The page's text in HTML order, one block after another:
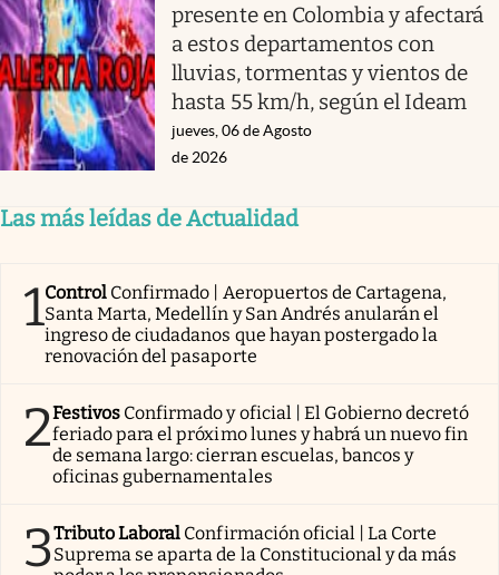
presente en Colombia y afectará
a estos departamentos con
lluvias, tormentas y vientos de
hasta 55 km/h, según el Ideam
jueves, 06 de Agosto
de 2026
Las más leídas de Actualidad
1Control Confirmado | Aeropuertos de Cartagena,
Santa Marta, Medellín y San Andrés anularán el
ingreso de ciudadanos que hayan postergado la
renovación del pasaporte
2Festivos Confirmado y oficial | El Gobierno decretó
feriado para el próximo lunes y habrá un nuevo fin
de semana largo: cierran escuelas, bancos y
oficinas gubernamentales
3Tributo Laboral Confirmación oficial | La Corte
Suprema se aparta de la Constitucional y da más